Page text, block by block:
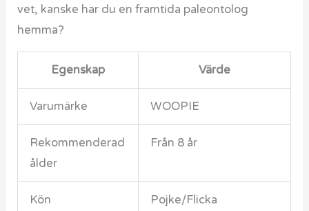
vet, kanske har du en framtida paleontolog
hemma?
Egenskap Värde
Varumärke WOOPIE
Rekommenderad
ålder
Från 8 år
Kön Pojke/Flicka